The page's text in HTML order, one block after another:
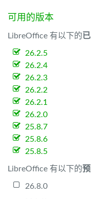
可用的版本
LibreOffice 有以下的
26.2.5
26.2.4
26.2.3
26.2.2
26.2.1
26.2.0
25.8.7
25.8.6
25.8.5
LibreOffice 有以下的
26.8.0